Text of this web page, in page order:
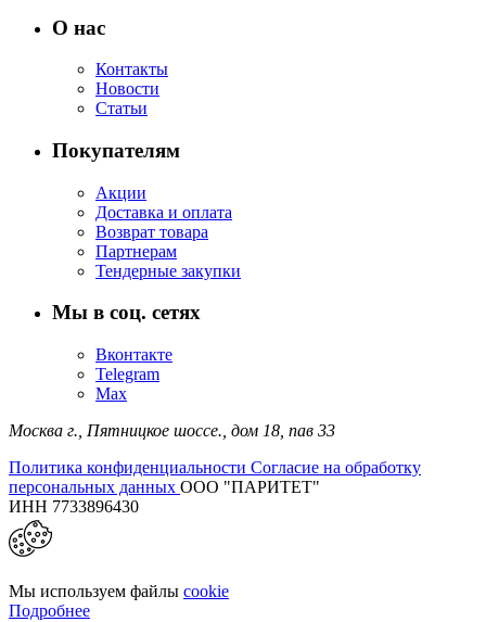
О нас
Контакты
Новости
Статьи
Покупателям
Акции
Доставка и оплата
Возврат товара
Партнерам
Тендерные закупки
Мы в соц. сетях
Вконтакте
Telegram
Max
Москва г., Пятницкое шоссе., дом 18, пав 33
Политика конфиденциальности Согласие на обработку
персональных данных ООО "ПАРИТЕТ"
ИНН 7733896430
Мы используем файлы cookie
Подробнее